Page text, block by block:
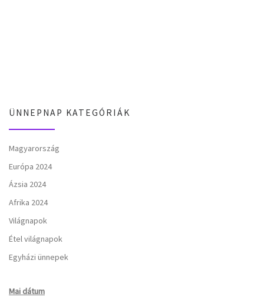
ÜNNEPNAP KATEGÓRIÁK
Magyarország
Európa 2024
Ázsia 2024
Afrika 2024
Világnapok
Étel világnapok
Egyházi ünnepek
Mai dátum